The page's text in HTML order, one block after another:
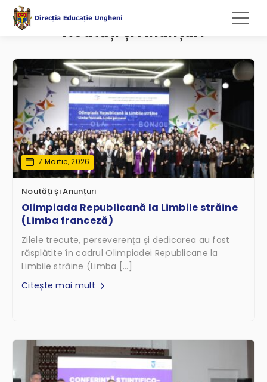
Noutăți și Anunțuri
7 Martie, 2026
Noutăți și Anunțuri
Olimpiada Republicană la Limbile străine
(Limba franceză)
Zilele trecute, perseverența și dedicarea au fost
răsplătite în cadrul Olimpiadei Republicane la
Limbile străine (Limba […]
Citește mai mult